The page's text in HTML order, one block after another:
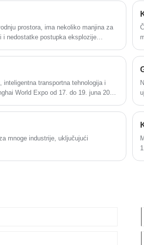
proizvodi serije
rastvorljivi u
prostora, ima nekoliko manjina za
i nedostatke postupka eksplozije
inteligentna transportna tehnologija i
World Expo od 17. do 19. juna 2021.
mnoge industrije, uključujući